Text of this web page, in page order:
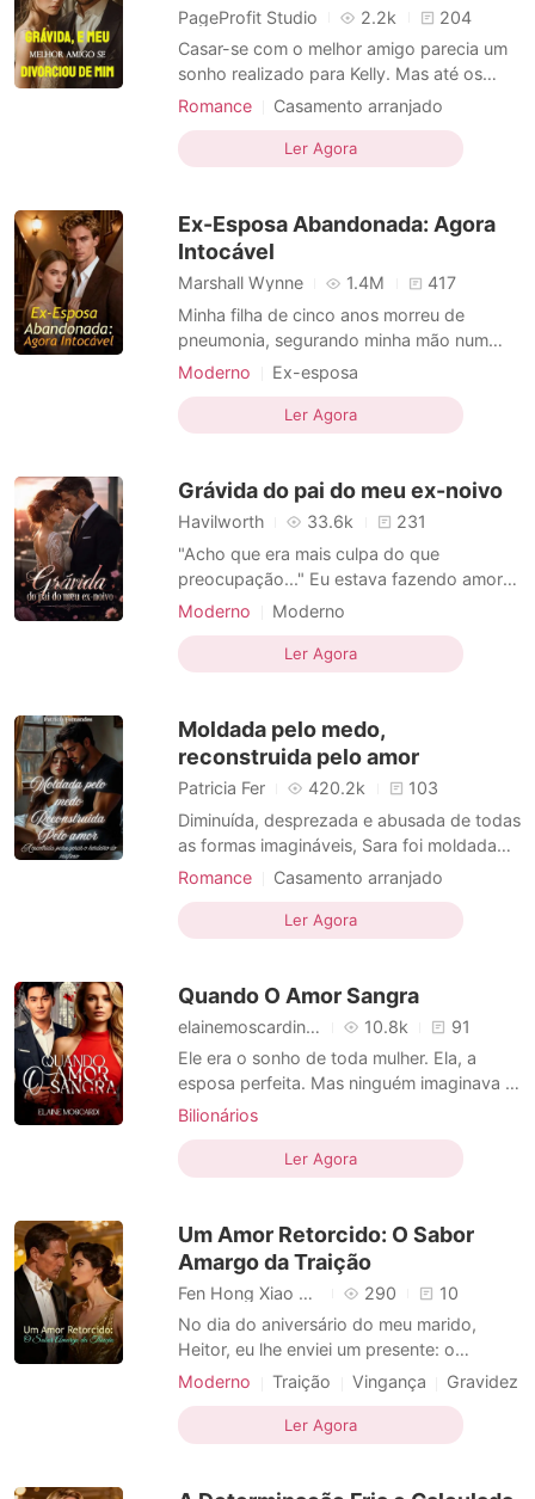
PageProfit Studio 2.2k
204
Casar-se com o melhor amigo parecia um
sonho realizado para Kelly. Mas até os
sonhos mais bonitos têm um limite. Pierce
amiga, Kelly sabia melhor do que ninguém
que sempre existira outra mulher
Lexi Gilbert. A mulher qu
Romance
Casamento arranjado
Triangulo amoroso
CEO
Máfia
Local de trabalho
Urbano
Ler Agora
Ex-Esposa Abandonada: Agora
Intocável
Marshall Wynne 1.4M
417
Minha filha de cinco anos morreu de
pneumonia, segurando minha mão num
quarto frio de hospital. O pai dela,
gala de caridade com a amante e o filho
dela, sorrindo para as câmeras enquanto o
liguei desesperada, recebi
Moderno
Ex-esposa
Com foco em mulheres
Paternidade
Dramático
Ler Agora
Grávida do pai do meu ex-noivo
Havilworth 33.6k
231
"Acho que era mais culpa do que
preocupação..." Eu estava fazendo amor
com o pai do meu ex-noivo e, embora eu
que nunca queria que acabasse. ...... Liv
Bennett achava que tinha seu futuro todo
noivo, Aaron Blackwo
Moderno
Moderno
Relacionamento secreto
Caso de uma noite
CEO
Biferença de idade
Dramático
Romance
Ler Agora
Moldada pelo medo,
reconstruida pelo amor
Patricia Fer 420.2k
103
Diminuída, desprezada e abusada de todas
as formas imagináveis, Sara foi moldada
pelo medo e pelas regras cruéis impostas
frio e ardiloso, que não hesita em sujar as
mãos de sangue quando necessário. Com
amorosa, ele ainda
Romance
Casamento arranjado
Fofinhos
Máfia
Encantadora
Charmoso
Paixão / Erótica
Urbano
Doce
Dramático
Ler Agora
Quando O Amor Sangra
elainemoscardineves 10.8k
91
Ele era o sonho de toda mulher. Ela, a
esposa perfeita. Mas ninguém imaginava o
que acontecia quando as portas se
promessas de amor, ela aprendeu a sorrir
em silêncio, a sangrar por dentro, e a
transformou em nada. Até que o silên
Bilionários
Casamento após um curto namoro
Enfermeiros
Paixão / Erótica
Arrogante/Dominador
Intimidação
Dramático
Moderno
Ler Agora
Um Amor Retorcido: O Sabor
Amargo da Traição
Fen Hong Xiao Lei Si 290
10
No dia do aniversário do meu marido,
Heitor, eu lhe enviei um presente: o
embrião preservado do filho que eu tinha
Ele havia armado para o meu pai, jogando-
o na prisão e levando minha mãe ao
Moderno Traição Vingança
Gravidez
Triangulo amoroso
Dramático
Ler Agora